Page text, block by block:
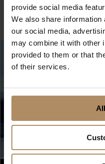
provide social media
We also share
our social media,
may combine it with other
provided to them or that
of their services.